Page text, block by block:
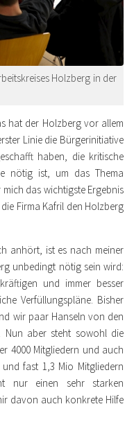
Holzberg in der
hat der Holzberg vor allem
Linie die Bürgerinitiative
haben, die kritische
nötig ist, um das Thema
das wichtigste Ergebnis
Firma Kafril den Holzberg
anhört, ist es nach meiner
unbedingt nötig sein wird:
und immer besser
Verfüllungspläne. Bisher
wir paar Hanseln von den
Nun aber steht sowohl die
4000 Mitgliedern und auch
fast 1,3 Mio Mitgliedern
nur einen sehr starken
davon auch konkrete Hilfe